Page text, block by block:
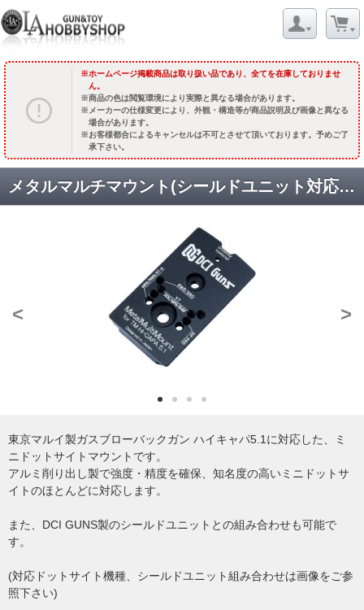
ホームページ掲載商品は取り扱い品であり、全てを在庫しておりませ
ん。
商品の色は閲覧環境により実際と異なる場合があります。
メーカーの仕様変更により、外観・構造等が商品説明及び画像と異なる
場合があります。
お客様都合によるキャンセルは不可とさせて頂いております。予めご了
承下さい。
メタルマルチマウント(シールドユニット対応) マルイ GBB ハイキャパ5.1対応 [取寄]
< >
東京マルイ製ガスブローバックガン ハイキャパ5.1に対応した、ミ
ニドットサイトマウントです。
アルミ削り出し製で強度・精度を確保、知名度の高いミニドットサ
イトのほとんどに対応します。
また、DCI GUNS製のシールドユニットとの組み合わせも可能で
す。
(対応ドットサイト機種、シールドユニット組み合わせは画像をご参
照下さい)